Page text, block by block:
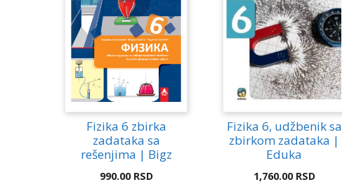
Fizika 6 zbirka
zadataka sa
rešenjima | Bigz
990.00 RSD
Fizika 6, udžbenik sa
zbirkom zadataka |
Eduka
1,760.00 RSD